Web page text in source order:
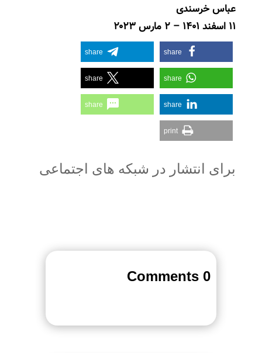
عباس خرسندی
۱۱ اسفند ۱۴۰۱ – ۲ مارس ۲۰۲۳
share
share
share
share
share
share
print
برای انتشار در شبکه های اجتماعی
0 Comments